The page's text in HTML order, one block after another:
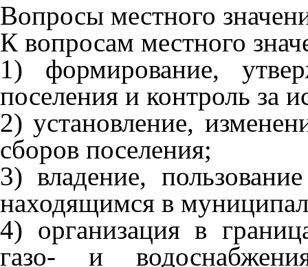
Вопросы местного
К вопросам местного
1) формирование,
поселения и контроль за
2) установление,
сборов поселения;
3) владение,
находящимся в
4) организация в
газо- и